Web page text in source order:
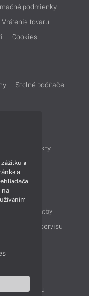
podmienky
Vrátenie tovaru
Cookies
Stolné počítače
Produkty
a platby
Cenník servisu
oddelenie
tovaru
a
a
na